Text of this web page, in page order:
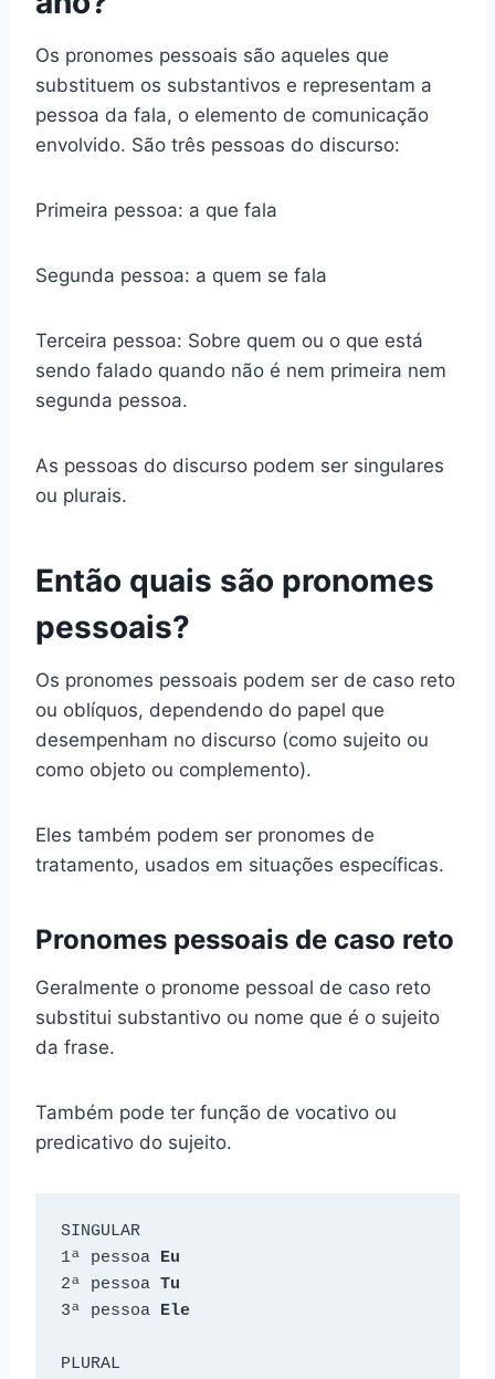
Os pronomes pessoais são aqueles que
substituem os substantivos e representam a
pessoa da fala, o elemento de comunicação
envolvido. São três pessoas do discurso:
Primeira pessoa: a que fala
Segunda pessoa: a quem se fala
Terceira pessoa: Sobre quem ou o que está
sendo falado quando não é nem primeira nem
segunda pessoa.
As pessoas do discurso podem ser singulares
ou plurais.
Então quais são pronomes
pessoais?
Os pronomes pessoais podem ser de caso reto
ou oblíquos, dependendo do papel que
desempenham no discurso (como sujeito ou
como objeto ou complemento).
Eles também podem ser pronomes de
tratamento, usados ​​em situações específicas.
Pronomes pessoais de caso reto
Geralmente o pronome pessoal de caso reto
substitui substantivo ou nome que é o sujeito
da frase.
Também pode ter função de vocativo ou
predicativo do sujeito.
SINGULAR
1ª pessoa Eu
2ª pessoa Tu
3ª pessoa Ele
PLURAL